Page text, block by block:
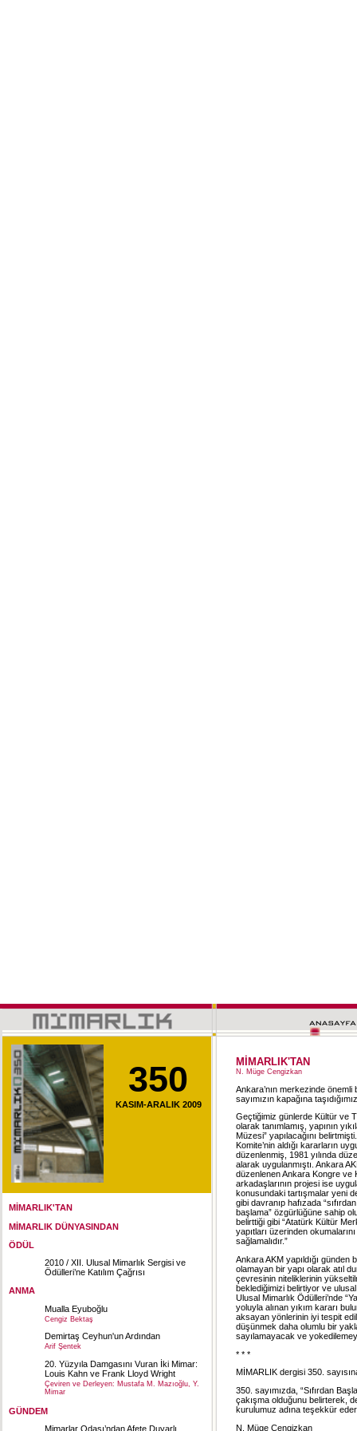
350
KASIM-ARALIK 2009
MİMARLIK'TAN
MİMARLIK DÜNYASINDAN
ÖDÜL
2010 / XII. Ulusal Mimarlık Sergisi ve
Ödülleri’ne Katılım Çağrısı
ANMA
Mualla Eyuboğlu
Cengiz Bektaş
Demirtaş Ceyhun'un Ardından
Arif Şentek
20. Yüzyıla Damgasını Vuran İki Mimar:
Louis Kahn ve Frank Lloyd Wright
Çeviren ve Derleyen: Mustafa M. Mazıoğlu, Y.
Mimar
GÜNDEM
Mimarlar Odası’ndan Afete Duyarlı
MİMARLIK'TAN
N. Müge Cengizkan
Ankara’nın merkezinde
sayımızın kapağına
Geçtiğimiz günlerde Kültür ve
olarak tanımlamış, yapının
Müzesi” yapılacağını
Komite’nin aldığı kararların
düzenlenmiş, 1981 yılında
alarak uygulanmıştı. Ankara
düzenlenen Ankara Kongre ve
arkadaşlarının projesi ise
konusundaki tartışmalar yeni
gibi davranıp hafızada
başlama” özgürlüğüne sahip
belirttiği gibi “Atatürk Kültür
yapıtları üzerinden
sağlamalıdır.”
Ankara AKM yapıldığı
olamayan bir yapı olarak atıl
çevresinin niteliklerinin
beklediğimizi belirtiyor ve ulusal
Ulusal Mimarlık Ödülleri’nde
yoluyla alınan yıkım kararı
aksayan yönlerinin iyi tespit
düşünmek daha olumlu bir
sayılamayacak ve
* * *
MİMARLIK dergisi 350.
350. sayımızda, “Sıfırdan
çakışma olduğunu belirterek,
kurulumuz adına teşekkür
N. Müge Cengizkan